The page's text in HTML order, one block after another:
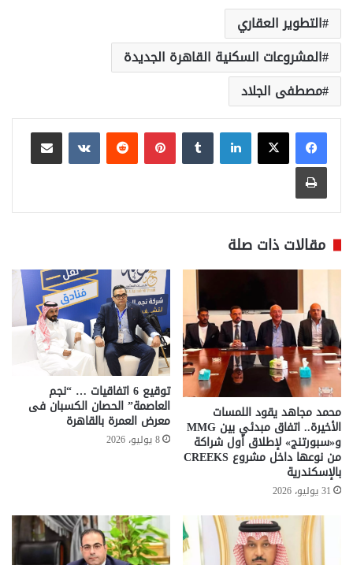
التطوير العقاري
المشروعات السكنية القاهرة الجديدة
مصطفى الجلاد
لينكدإن بينتيريست
مشاركة عبر البريد
طباعة
مقالات ذات صلة
محمد مجاهد يقود اللمسات
الأخيرة.. اتفاق مبدئي بين MMG
و«سبورتنج» لإطلاق أول شراكة
من نوعها داخل مشروع CREEKS
بالإسكندرية
31 يوليو، 2026
توقيع 6 اتفاقيات … “نجم
العاصمة” الحصان الكسبان فى
معرض العمرة بالقاهرة
8 يوليو، 2026